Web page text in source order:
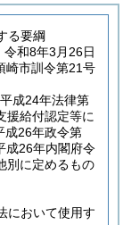
る要綱
令和8年3月26日
崎市訓令第21号
成24年法律第
援給付認定等に
成26年政令第
成26年内閣府令
別に定めるもの
において使用す